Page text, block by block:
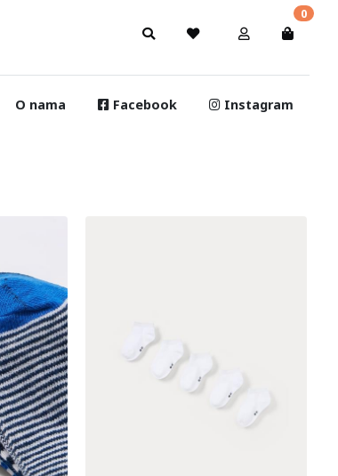
0
O nama Facebook Instagram